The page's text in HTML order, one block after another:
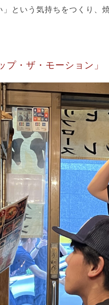
という気持ちをつくり、
・ザ・モーション」